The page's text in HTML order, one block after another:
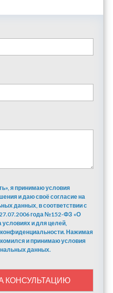
я принимаю условия
и даю своё согласие на
данных, в соответствии с
года №152-ФЗ «О
и для целей,
Нажимая
и принимаю условия
данных.
КОНСУЛЬТАЦИЮ